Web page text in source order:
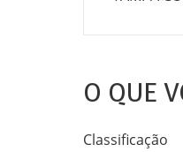
O QUE
Classificação